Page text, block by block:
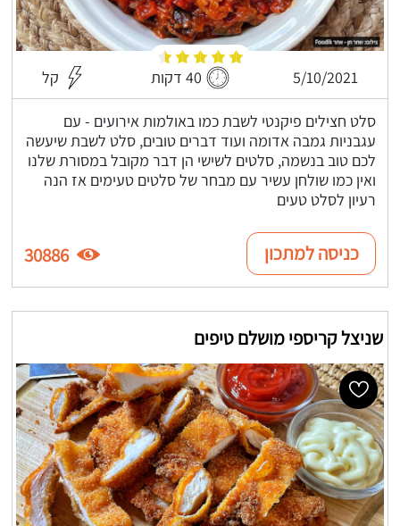
5/10/2021 40 דקות קל
סלט חצילים פיקנטי לשבת כמו באולמות אירועים - עם
עגבניות גמבה אדומה ועוד דברים טובים, סלט לשבת שיעשה
לכם טוב בנשמה, סלטים לשישי הן דבר מקובל במסורת שלנו
ואין כמו שולחן עשיר עם מבחר של סלטים טעימים אז הנה
רעיון לסלט טעים
כניסה למתכון 30886
שניצל קריספי מושלם טיפים